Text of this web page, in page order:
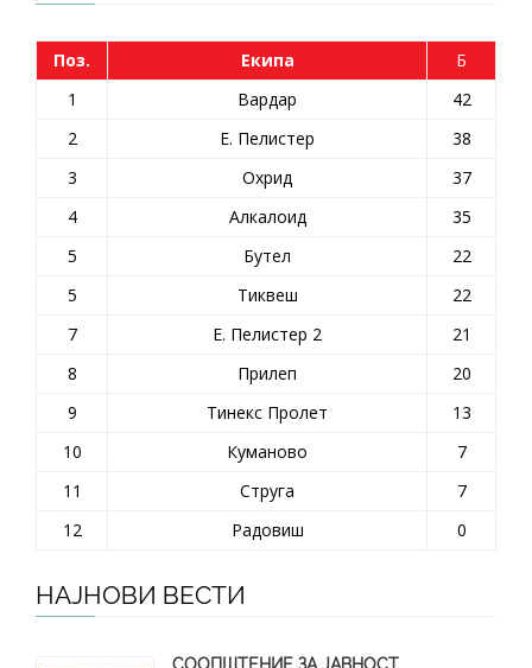
Поз. Екипа
Б
1
Вардар
42
2
Е. Пелистер
38
3
Охрид
37
4
Алкалоид
35
5
Бутел
22
5
Тиквеш
22
7
Е. Пелистер 2
21
8
Прилеп
20
9
Тинекс Пролет
13
10
Куманово
7
11
Струга
7
12
Радовиш 0
НАЈНОВИ ВЕСТИ